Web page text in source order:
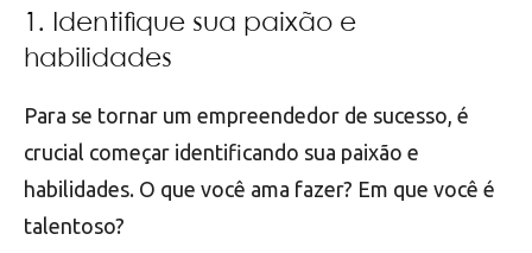
1. Identifique sua paixão e
habilidades
Para se tornar um empreendedor de sucesso, é
crucial começar identificando sua paixão e
habilidades. O que você ama fazer? Em que você é
talentoso?